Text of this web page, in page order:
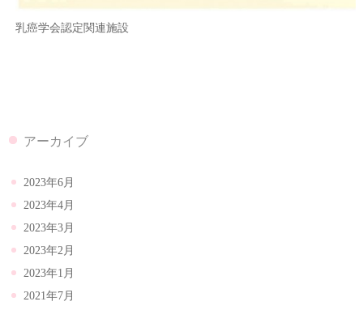
乳癌学会認定関連施設
アーカイブ
2023年6月
2023年4月
2023年3月
2023年2月
2023年1月
2021年7月